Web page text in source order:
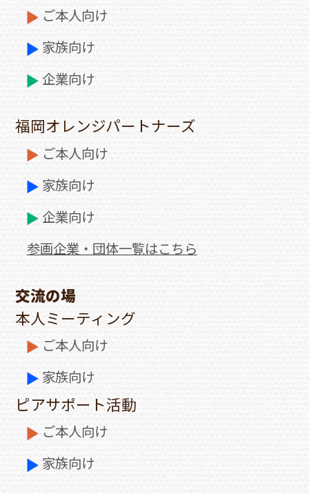
ご本人向け
家族向け
企業向け
福岡オレンジパートナーズ
ご本人向け
家族向け
企業向け
参画企業・団体一覧はこちら
交流の場
本人ミーティング
ご本人向け
家族向け
ピアサポート活動
ご本人向け
家族向け